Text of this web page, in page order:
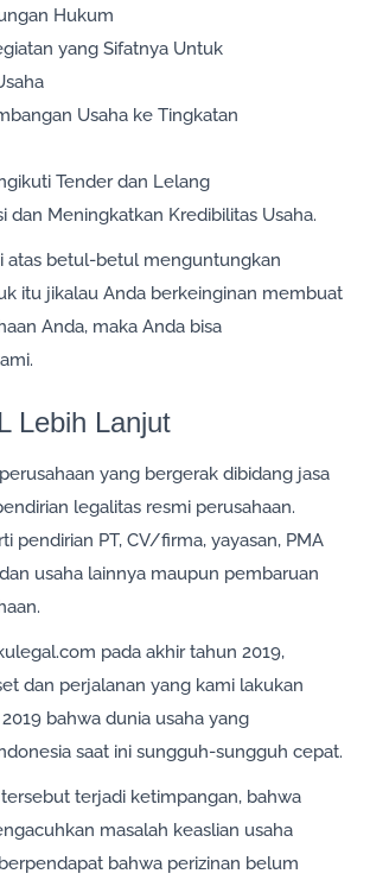
Hukum
yang Sifatnya Untuk
Usaha ke Tingkatan
Tender dan Lelang
dan Meningkatkan Kredibilitas Usaha.
atas betul-betul menguntungkan
itu jikalau Anda berkeinginan membuat
Anda, maka Anda bisa
Lebih Lanjut
yang bergerak dibidang jasa
legalitas resmi perusahaan.
pendirian PT, CV/firma, yayasan, PMA
usaha lainnya maupun pembaruan
pada akhir tahun 2019,
dan perjalanan yang kami lakukan
bahwa dunia usaha yang
saat ini sungguh-sungguh cepat.
terjadi ketimpangan, bahwa
masalah keaslian usaha
bahwa perizinan belum